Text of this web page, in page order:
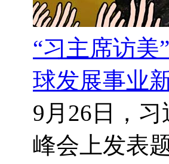
“习主席访
球发展事业
9月26日，
峰会上发表